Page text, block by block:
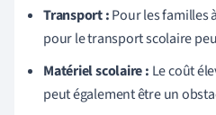
Transport :Pour les familles
pour le transport scolaire
Matériel scolaire : Le coût
peut également être un